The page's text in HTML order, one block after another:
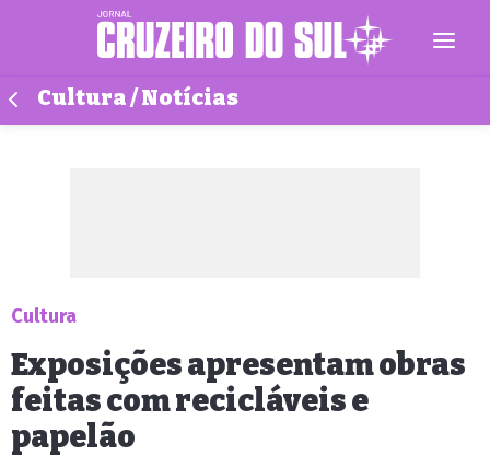
Cultura / Notícias
Cultura
Exposições apresentam obras
feitas com recicláveis e
papelão